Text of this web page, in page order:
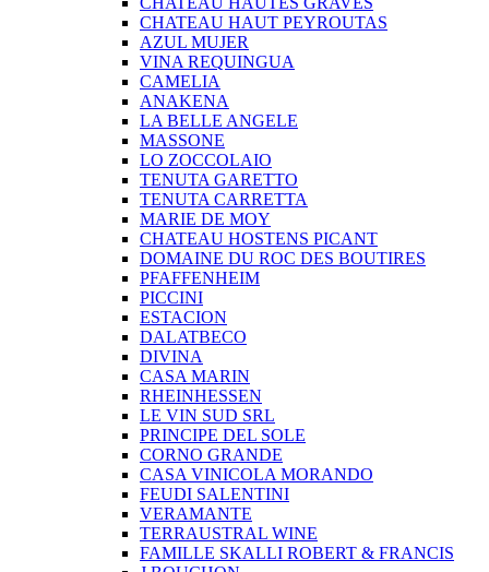
CHATEAU HAUT PEYROUTAS
AZUL MUJER
VINA REQUINGUA
CAMELIA
ANAKENA
LA BELLE ANGELE
MASSONE
LO ZOCCOLAIO
TENUTA GARETTO
TENUTA CARRETTA
MARIE DE MOY
CHATEAU HOSTENS PICANT
DOMAINE DU ROC DES BOUTIRES
PFAFFENHEIM
PICCINI
ESTACION
DALATBECO
DIVINA
CASA MARIN
RHEINHESSEN
LE VIN SUD SRL
PRINCIPE DEL SOLE
CORNO GRANDE
CASA VINICOLA MORANDO
FEUDI SALENTINI
VERAMANTE
TERRAUSTRAL WINE
FAMILLE SKALLI ROBERT & FRANCIS